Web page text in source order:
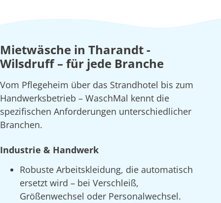
Mietwäsche in Tharandt -
Wilsdruff – für jede Branche
Vom Pflegeheim über das Strandhotel bis zum
Handwerksbetrieb – WaschMal kennt die
spezifischen Anforderungen unterschiedlicher
Branchen.
Industrie & Handwerk
Robuste Arbeitskleidung, die automatisch
ersetzt wird – bei Verschleiß,
Größenwechsel oder Personalwechsel.